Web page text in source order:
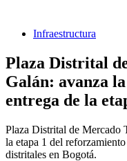
Infraestructura
Plaza Distrital
Galán: avanza
entrega de la
Plaza Distrital de Mercado
la etapa 1 del
distritales en Bogotá.